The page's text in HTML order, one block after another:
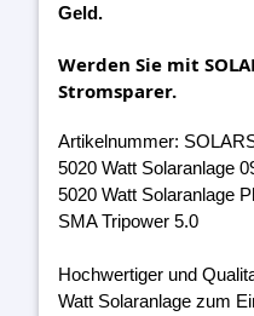
Geld.
Werden Sie mit
Stromsparer.
Artikelnummer:
5020 Watt Solaranlage
5020 Watt Solaranlage
SMA Tripower 5.0
Hochwertiger und
Watt Solaranlage zum